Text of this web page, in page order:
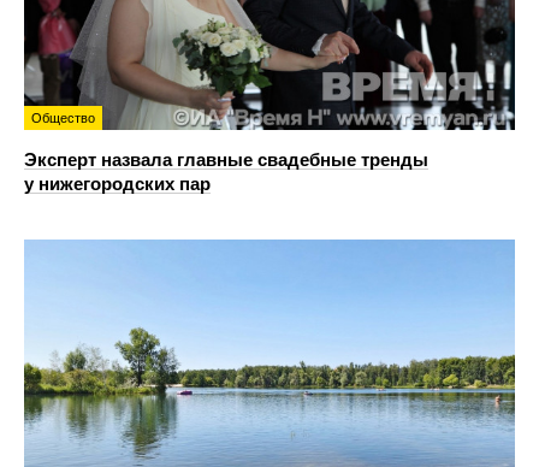
Общество
Эксперт назвала главные свадебные тренды
у нижегородских пар